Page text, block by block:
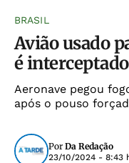
BRASIL
Avião usado
é
Aeronave pegou
após o pouso
Por Da Redação
23/10/2024 - 8:43